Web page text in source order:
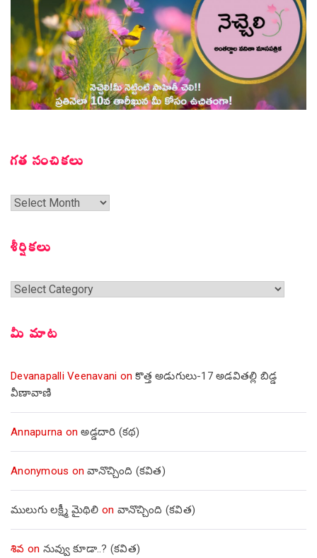
గత సంచికలు
గత
శీర్షికలు
శీర్షికలు
మీ మాట
Devanapalli Veenavani onకొత్త అడుగులు-17 అడవితల్లి బిడ్డ
వీణావాణి
Annapurna onఅడ్డదారి (కథ)
Anonymous onవానొచ్చింది (కవిత)
ములుగు లక్ష్మీ మైథిలి on వానొచ్చింది (కవిత)
శివ on నువ్వు కూడా..? (కవిత)